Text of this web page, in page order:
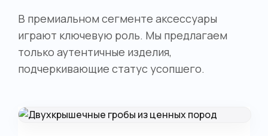
В премиальном сегменте аксессуары
играют ключевую роль. Мы предлагаем
только аутентичные изделия,
подчеркивающие статус усопшего.